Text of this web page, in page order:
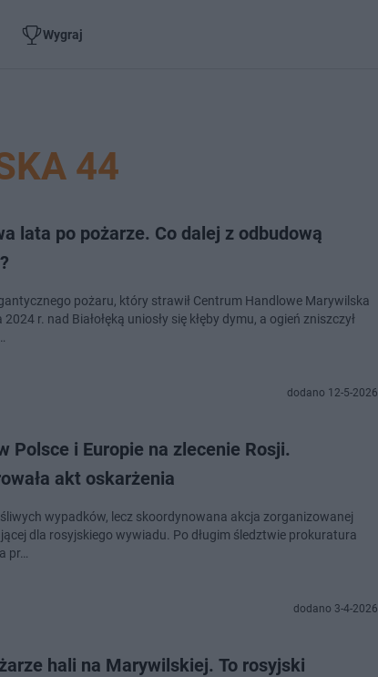
Wygraj
44
lata po pożarze. Co dalej z odbudową
pożaru, który strawił Centrum Handlowe Marywilska
r. nad Białołęką uniosły się kłęby dymu, a ogień zniszczył
dodano 12-5-2026
Polsce i Europie na zlecenie Rosji.
akt oskarżenia
wypadków, lecz skoordynowana akcja zorganizowanej
dla rosyjskiego wywiadu. Po długim śledztwie prokuratura
pr…
dodano 3-4-2026
hali na Marywilskiej. To rosyjski